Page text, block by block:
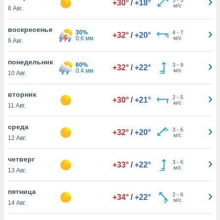
действия
рекламу
нашей
cookie
cookie
в
нашего
8 Авг.
+30° / +18°
м/с
воскресенье
9 Авг.
30%
0.6 мм
+32° / +20° 4- 7
м/с
понедельник
10 Авг.
60%
0.4 мм
+32° / +22° 3- 9
м/с
вторник
11 Авг.
+30° / +21° 2- 5
м/с
среда
12 Авг.
+32° / +20° 3- 6
м/с
четверг
13 Авг.
+33° / +22° 3- 6
м/с
пятница
14 Авг.
+34° / +22° 2- 6
м/с